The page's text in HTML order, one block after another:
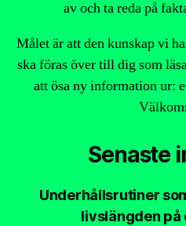
av och ta reda på
Målet är att den kunskap vi
ska föras över till dig som
att ösa ny information ur:
Senaste
Underhållsrutiner
livslängden på